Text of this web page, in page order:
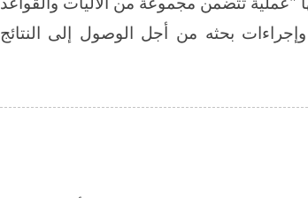
بحثه من أجل الوصول إلى النتائج